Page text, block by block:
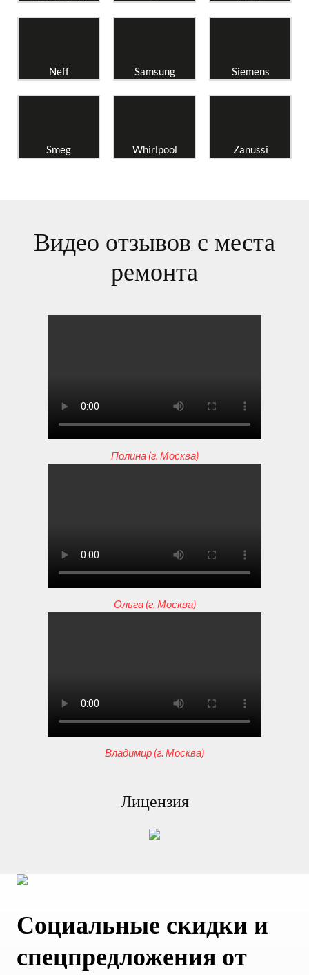
Neff Samsung Siemens
Smeg Whirlpool Zanussi
Видео отзывов с места
ремонта
Полина (г. Москва)
Ольга (г. Москва)
Владимир (г. Москва)
Лицензия
Социальные скидки и
спецпредложения от